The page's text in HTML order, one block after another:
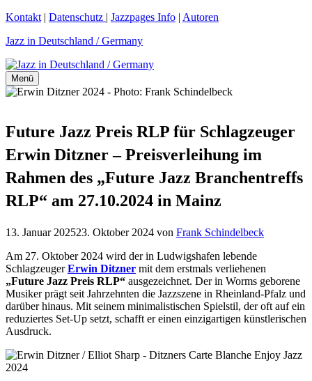
Zum
springen
Kontakt | Datenschutz | Jazzpages Info | Autoren
Jazz in Deutschland / Germany
Menü
Future Jazz Preis RLP für Schlagzeuger
Erwin Ditzner – Preisverleihung im
Rahmen des „Future Jazz Branchentreffs
RLP“ am 27.10.2024 in Mainz
13. Januar 202523. Oktober 2024 von Frank Schindelbeck
Am 27. Oktober 2024 wird der in Ludwigshafen lebende
SchlagzeugerErwin Ditzner mit dem erstmals verliehenen
„Future Jazz Preis RLP“ ausgezeichnet. Der in Worms geborene
Musiker prägt seit Jahrzehnten die Jazzszene in Rheinland-Pfalz und
darüber hinaus. Mit seinem minimalistischen Spielstil, der oft auf ein
reduziertes Set-Up setzt, schafft er einen einzigartigen künstlerischen
Ausdruck.